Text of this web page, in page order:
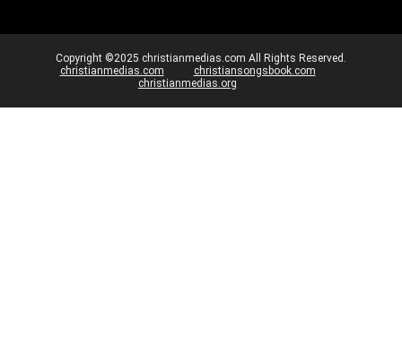
Copyright ©2025 christianmedias.com All Rights Reserved.
christianmedias.com
christiansongsbook.com
christianmedias.org